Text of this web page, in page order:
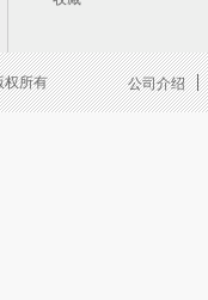
权所有 公司介绍